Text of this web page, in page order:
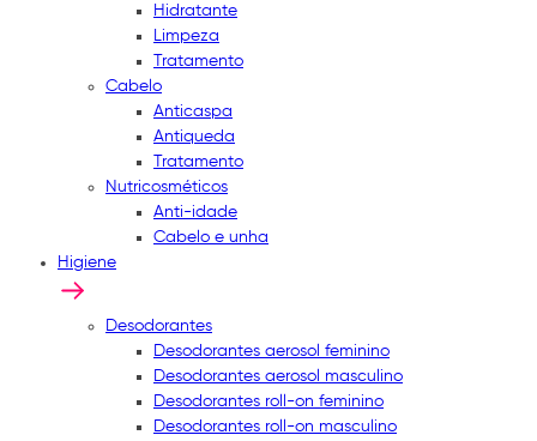
Hidratante
Limpeza
Tratamento
Cabelo
Anticaspa
Antiqueda
Tratamento
Nutricosméticos
Anti-idade
Cabelo e unha
Higiene
Desodorantes
Desodorantes aerosol feminino
Desodorantes aerosol masculino
Desodorantes roll-on feminino
Desodorantes roll-on masculino